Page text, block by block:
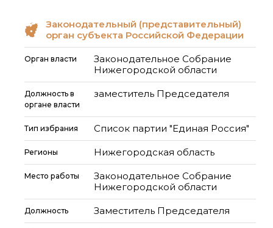
Законодательный (представительный)
орган субъекта Российской Федерации
Орган власти
Законодательное Собрание
Нижегородской области
Должность в
органе власти
заместитель Председателя
Тип избрания Список партии "Единая Россия"
Регионы Нижегородская область
Место работы
Законодательное Собрание
Нижегородской области
Должность Заместитель Председателя